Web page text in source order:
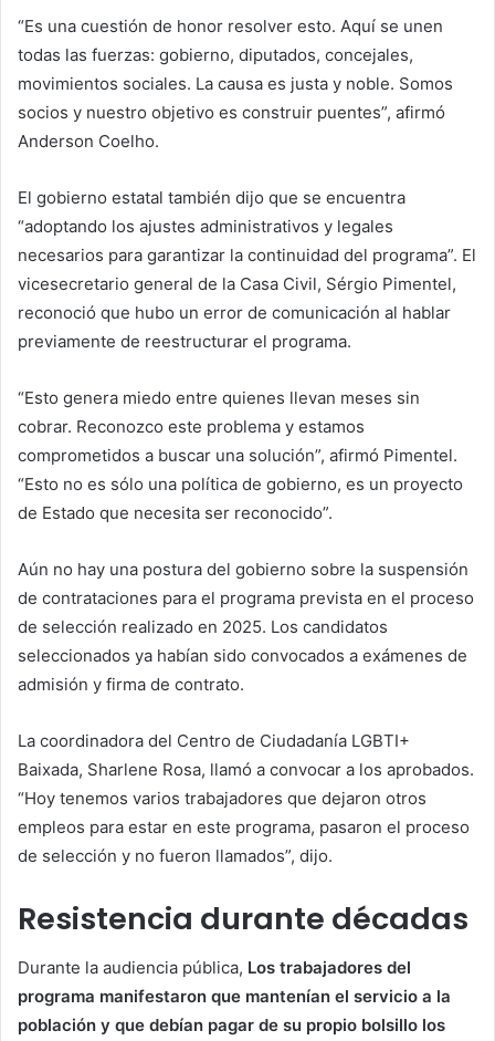
“Es una cuestión de honor resolver esto. Aquí se unen
todas las fuerzas: gobierno, diputados, concejales,
movimientos sociales. La causa es justa y noble. Somos
socios y nuestro objetivo es construir puentes”, afirmó
Anderson Coelho.
El gobierno estatal también dijo que se encuentra
“adoptando los ajustes administrativos y legales
necesarios para garantizar la continuidad del programa”. El
vicesecretario general de la Casa Civil, Sérgio Pimentel,
reconoció que hubo un error de comunicación al hablar
previamente de reestructurar el programa.
“Esto genera miedo entre quienes llevan meses sin
cobrar. Reconozco este problema y estamos
comprometidos a buscar una solución”, afirmó Pimentel.
“Esto no es sólo una política de gobierno, es un proyecto
de Estado que necesita ser reconocido”.
Aún no hay una postura del gobierno sobre la suspensión
de contrataciones para el programa prevista en el proceso
de selección realizado en 2025. Los candidatos
seleccionados ya habían sido convocados a exámenes de
admisión y firma de contrato.
La coordinadora del Centro de Ciudadanía LGBTI+
Baixada, Sharlene Rosa, llamó a convocar a los aprobados.
“Hoy tenemos varios trabajadores que dejaron otros
empleos para estar en este programa, pasaron el proceso
de selección y no fueron llamados”, dijo.
Resistencia durante décadas
Durante la audiencia pública, Los trabajadores del
programa manifestaron que mantenían el servicio a la
población y que debían pagar de su propio bolsillo los